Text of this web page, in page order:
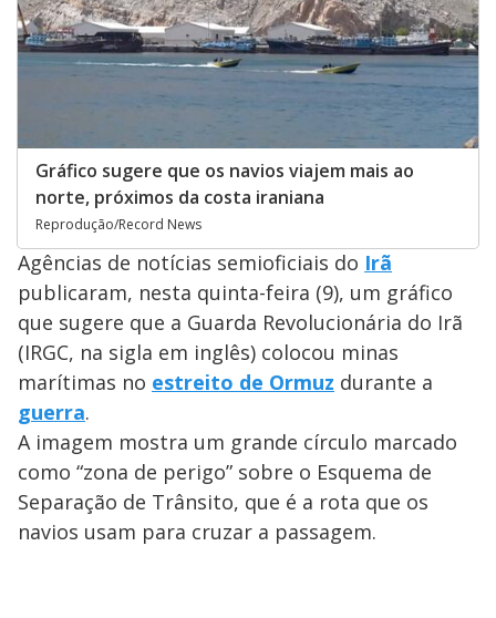
Gráfico sugere que os navios viajem mais ao
norte, próximos da costa iraniana
Reprodução/Record News
Agências de notícias semioficiais do Irã
publicaram, nesta quinta-feira (9), um gráfico
que sugere que a Guarda Revolucionária do Irã
(IRGC, na sigla em inglês) colocou minas
marítimas no estreito de Ormuz durante a
guerra.
A imagem mostra um grande círculo marcado
como “zona de perigo” sobre o Esquema de
Separação de Trânsito, que é a rota que os
navios usam para cruzar a passagem.